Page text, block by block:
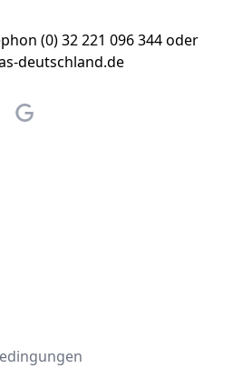
(0) 32 221 096 344 oder
deutschland.de
Google Business Profile